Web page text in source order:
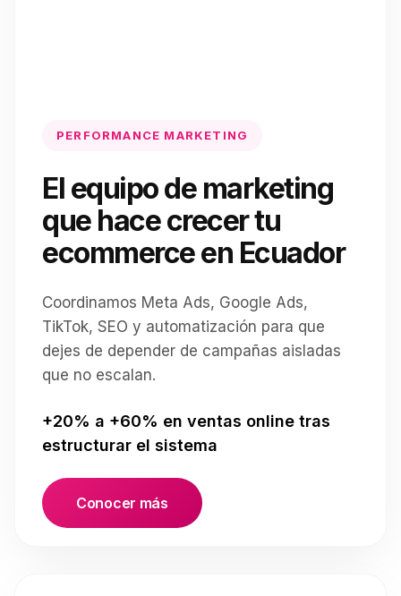
PERFORMANCE MARKETING
El equipo de marketing
que hace crecer tu
ecommerce en Ecuador
Coordinamos Meta Ads, Google Ads,
TikTok, SEO y automatización para que
dejes de depender de campañas aisladas
que no escalan.
+20% a +60% en ventas online tras
estructurar el sistema
Conocer más